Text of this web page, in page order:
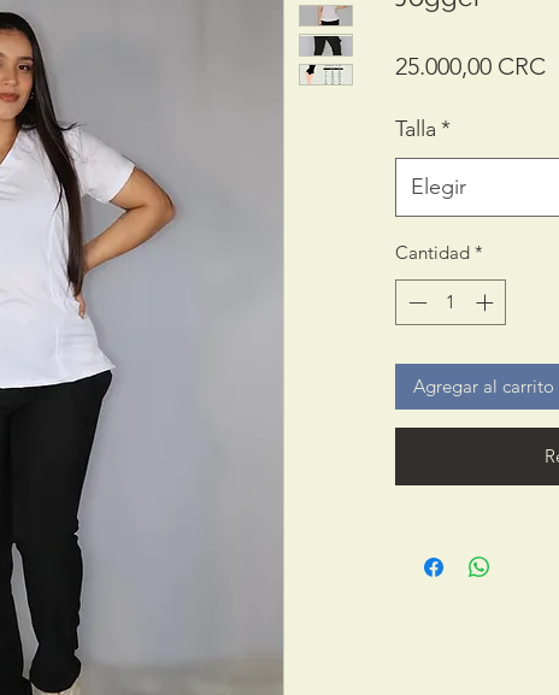
25.000,00 CRC
Talla *
Elegir
Cantidad *
Agregar al carrito